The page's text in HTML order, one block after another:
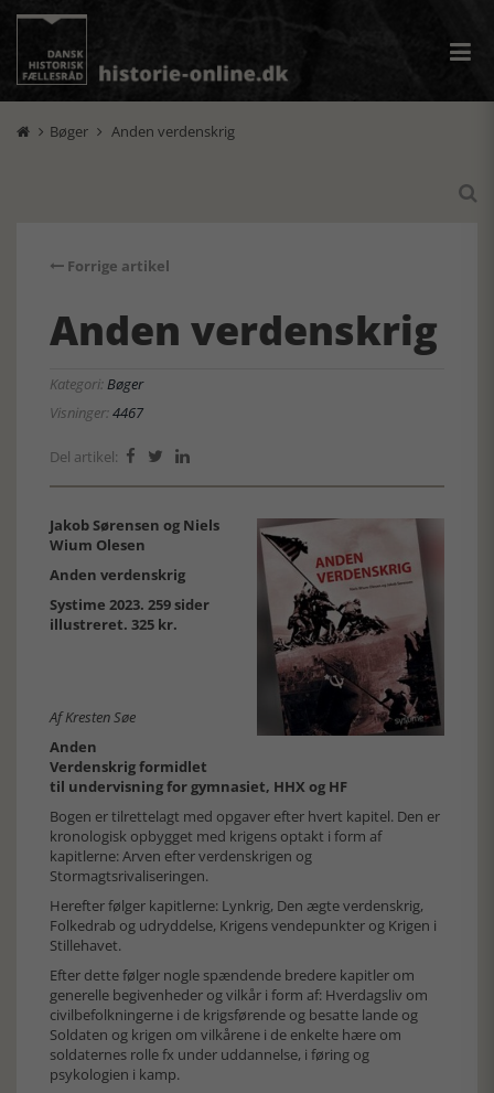
 Bøger  Anden verdenskrig

Forrige artikel
Anden verdenskrig
Kategori:Bøger
Visninger:4467
Del artikel:   
Jakob Sørensen og Niels
Wium Olesen
Anden verdenskrig
Systime 2023. 259 sider
illustreret. 325 kr.
Af Kresten Søe
Anden
Verdenskrig formidlet
til undervisning for gymnasiet, HHX og HF
Bogen er tilrettelagt med opgaver efter hvert kapitel. Den er
kronologisk opbygget med krigens optakt i form af
kapitlerne: Arven efter verdenskrigen og
Stormagtsrivaliseringen.
Herefter følger kapitlerne: Lynkrig, Den ægte verdenskrig,
Folkedrab og udryddelse, Krigens vendepunkter og Krigen i
Stillehavet.
Efter dette følger nogle spændende bredere kapitler om
generelle begivenheder og vilkår i form af: Hverdagsliv om
civilbefolkningerne i de krigsførende og besatte lande og
Soldaten og krigen om vilkårene i de enkelte hære om
soldaternes rolle fx under uddannelse, i føring og
psykologien i kamp.